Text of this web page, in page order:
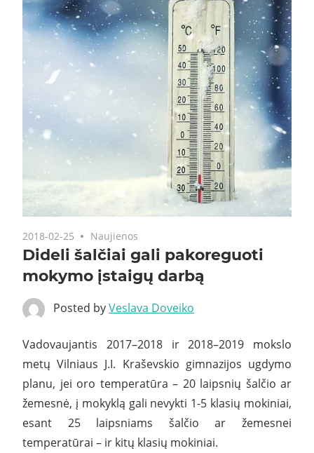
2018-02-25 Naujienos
Dideli šalčiai gali pakoreguoti
mokymo įstaigų darbą
Posted byVeslava Doveiko
Vadovaujantis 2017–2018 ir 2018–2019 mokslo
metų Vilniaus J.I. Kraševskio gimnazijos ugdymo
planu, jei oro temperatūra – 20 laipsnių šalčio ar
žemesnė, į mokyklą gali nevykti 1-5 klasių mokiniai,
esant 25 laipsniams šalčio ar žemesnei
temperatūrai – ir kitų klasių mokiniai.